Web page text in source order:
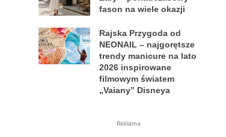
fason na wiele okazji
Rajska Przygoda od
NEONAIL – najgorętsze
trendy manicure na lato
2026 inspirowane
filmowym światem
„Vaiany” Disneya
Reklama